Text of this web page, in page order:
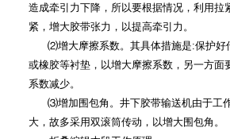
造成牵引力下降，所以要根据情况，利用拉
紧，增大胶带张力，以提高牵引力。
⑵增大摩擦系数。其具体措施是:保护好
或橡胶等衬垫，以增大摩擦系数，另一方面
系数减少。
⑶增加围包角。井下胶带输送机由于工
大，故多采用双滚筒传动，以增大围包角。